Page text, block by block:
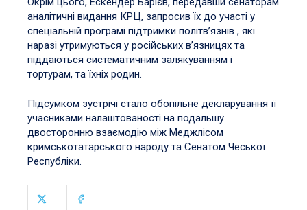
аналітичні видання КРЦ, запросив їх до участі у
спеціальній програмі підтримки політв’язнів , які
наразі утримуються у російських в’язницях та
піддаються систематичним залякуванням і
тортурам, та їхніх родин.
Підсумком зустрічі стало обопільне декларування її
учасниками налаштованості на подальшу
двосторонню взаємодію між Меджлісом
кримськотатарського народу та Сенатом Чеської
Республіки.